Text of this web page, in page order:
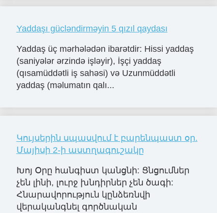
Yaddaşı gücləndirməyin 5 qızıl qaydası
Yaddaş üç mərhələdən ibarətdir: Hissi yaddaş
(saniyələr ərzində işləyir), İşçi yaddaş
(qısamüddətli iş sahəsi) və Uzunmüddətli
yaddaş (məlumatın qalı...
Կույսերին սպասվում է բարենպաստ օր.
Մայիսի 2-ի աստղագուշակը
Խոյ Օրը հանգիստ կանցնի: Ցնցումներ
չեն լինի, լուրջ խնդիրներ չեն ծագի:
Հնարավորություն կընձեռնվի
վերականգնել գործնական